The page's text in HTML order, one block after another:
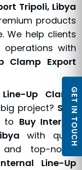
Tripoli, Libya
products
We help clients
operations with
Clamp Export
Up Clamp
project? SPM
to Buy Internal
with quick
top-notch
Line-Up
GET IN TOUCH